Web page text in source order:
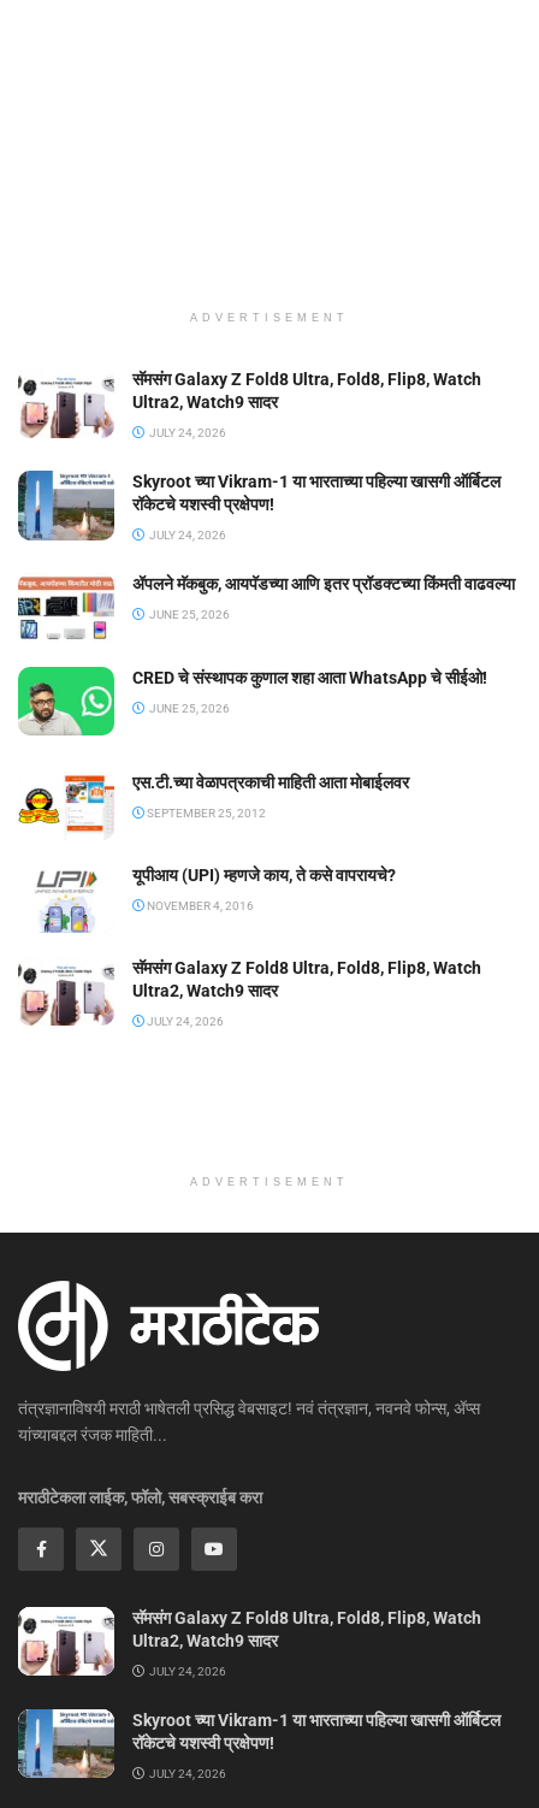
ADVERTISEMENT
सॅमसंग Galaxy Z Fold8 Ultra, Fold8, Flip8, Watch
Ultra2, Watch9 सादर
JULY 24, 2026
Skyroot च्या Vikram-1 या भारताच्या पहिल्या खासगी ऑर्बिटल
रॉकेटचे यशस्वी प्रक्षेपण!
JULY 24, 2026
ॲपलने मॅकबुक, आयपॅडच्या आणि इतर प्रॉडक्टच्या किंमती वाढवल्या
JUNE 25, 2026
CRED चे संस्थापक कुणाल शहा आता WhatsApp चे सीईओ!
JUNE 25, 2026
एस.टी.च्या वेळापत्रकाची माहिती आता मोबाईलवर
SEPTEMBER 25, 2012
यूपीआय (UPI) म्हणजे काय, ते कसे वापरायचे?
NOVEMBER 4, 2016
सॅमसंग Galaxy Z Fold8 Ultra, Fold8, Flip8, Watch
Ultra2, Watch9 सादर
JULY 24, 2026
ADVERTISEMENT
तंत्रज्ञानाविषयी मराठी भाषेतली प्रसिद्ध वेबसाइट! नवं तंत्रज्ञान, नवनवे फोन्स, ॲप्स
यांच्याबद्दल रंजक माहिती...
मराठीटेकला लाईक, फॉलो, सबस्क्राईब करा
सॅमसंग Galaxy Z Fold8 Ultra, Fold8, Flip8, Watch
Ultra2, Watch9 सादर
JULY 24, 2026
Skyroot च्या Vikram-1 या भारताच्या पहिल्या खासगी ऑर्बिटल
रॉकेटचे यशस्वी प्रक्षेपण!
JULY 24, 2026